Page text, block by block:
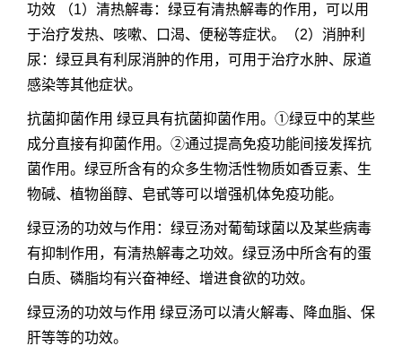
功效 （1）清热解毒：绿豆有清热解毒的作用，可以用
于治疗发热、咳嗽、口渴、便秘等症状。（2）消肿利
尿：绿豆具有利尿消肿的作用，可用于治疗水肿、尿道
感染等其他症状。
抗菌抑菌作用 绿豆具有抗菌抑菌作用。①绿豆中的某些
成分直接有抑菌作用。②通过提高免疫功能间接发挥抗
菌作用。绿豆所含有的众多生物活性物质如香豆素、生
物碱、植物甾醇、皂甙等可以增强机体免疫功能。
绿豆汤的功效与作用：绿豆汤对葡萄球菌以及某些病毒
有抑制作用，有清热解毒之功效。绿豆汤中所含有的蛋
白质、磷脂均有兴奋神经、增进食欲的功效。
绿豆汤的功效与作用 绿豆汤可以清火解毒、降血脂、保
肝等等的功效。